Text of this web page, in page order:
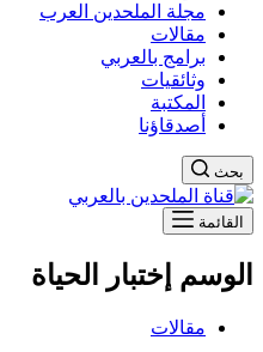
مجلة الملحدين العرب
مقالات
برامج بالعربي
وثائقيات
المكتبة
أصدقاؤنا
بحث
القائمة
الوسم إختبار الحياة
مقالات